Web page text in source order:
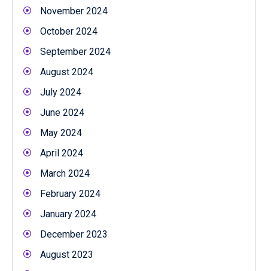
November 2024
October 2024
September 2024
August 2024
July 2024
June 2024
May 2024
April 2024
March 2024
February 2024
January 2024
December 2023
August 2023